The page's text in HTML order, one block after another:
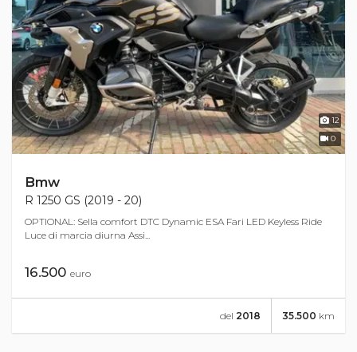
12
0
Bmw
R 1250 GS (2019 - 20)
OPTIONAL: Sella comfort DTC Dynamic ESA Fari LED Keyless Ride
Luce di marcia diurna Assi...
16.500 euro
35.500 km
del 2018